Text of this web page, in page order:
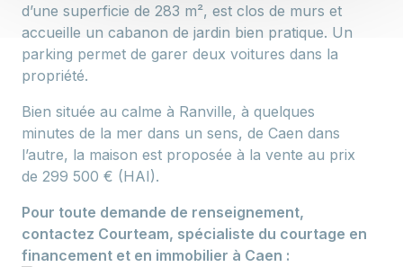
d’une superficie de 283 m², est clos de murs et
accueille un cabanon de jardin bien pratique. Un
parking permet de garer deux voitures dans la
propriété.
Bien située au calme à Ranville, à quelques
minutes de la mer dans un sens, de Caen dans
l’autre, la maison est proposée à la vente au prix
de 299 500 € (HAI).
Pour toute demande de renseignement,
contactez Courteam, spécialiste du courtage en
financement et en immobilier à Caen :